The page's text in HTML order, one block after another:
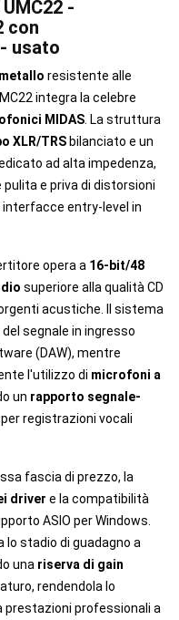
-
con
usato
resistente alle
integra la celebre
MIDAS . La struttura
XLR/TRS bilanciato e un
ad alta impedenza,
e priva di distorsioni
entry-level in
opera a 16-bit/48
superiore alla qualità CD
acustiche. Il sistema
segnale in ingresso
(DAW), mentre
l'utilizzo di microfoni a
un rapporto segnale-
registrazioni vocali
fascia di prezzo, la
driver e la compatibilità
ASIO per Windows.
lo stadio di guadagno a
una riserva di gain
rendendola lo
prestazioni professionali a